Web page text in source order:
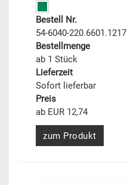
Bestell Nr.
54-6040-220.6601.1217
Bestellmenge
ab 1 Stück
Lieferzeit
Sofort lieferbar
Preis
ab EUR 12,74
zum Produkt